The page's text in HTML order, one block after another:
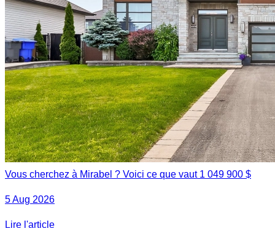
Vous cherchez à Mirabel ? Voici ce que vaut 1 049 900 $
5 Aug 2026
Lire l'article